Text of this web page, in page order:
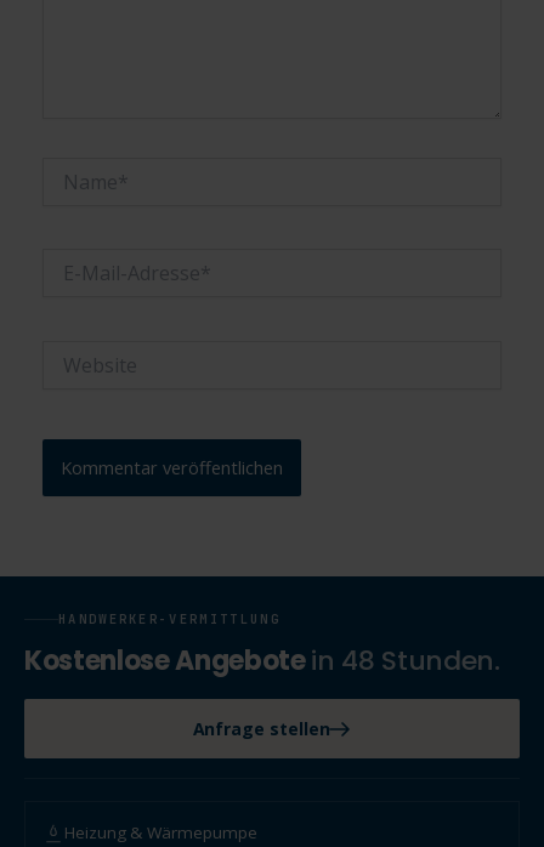
Mail-
HANDWERKER-VERMITTLUNG
Kostenlose Angebotein 48 Stunden.
Anfrage stellen
Heizung & Wärmepumpe